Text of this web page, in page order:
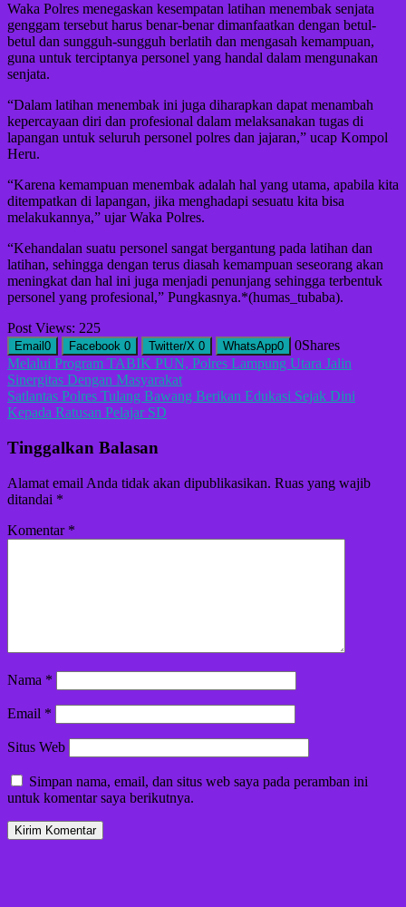
Waka Polres menegaskan kesempatan latihan menembak senjata
genggam tersebut harus benar-benar dimanfaatkan dengan betul-
betul dan sungguh-sungguh berlatih dan mengasah kemampuan,
guna untuk terciptanya personel yang handal dalam mengunakan
senjata.
“Dalam latihan menembak ini juga diharapkan dapat menambah
kepercayaan diri dan profesional dalam melaksanakan tugas di
lapangan untuk seluruh personel polres dan jajaran,” ucap Kompol
Heru.
“Karena kemampuan menembak adalah hal yang utama, apabila kita
ditempatkan di lapangan, jika menghadapi sesuatu kita bisa
melakukannya,” ujar Waka Polres.
“Kehandalan suatu personel sangat bergantung pada latihan dan
latihan, sehingga dengan terus diasah kemampuan seseorang akan
meningkat dan hal ini juga menjadi penunjang sehingga terbentuk
personel yang profesional,” Pungkasnya.*(humas_tubaba).
Post Views: 225
Email 0 Facebook 0 Twitter/X 0 WhatsApp0 0Shares
Navigasi
pos
Melalui Program TABIK PUN, Polres Lampung Utara Jalin
Sinergitas Dengan Masyarakat
Satlantas Polres Tulang Bawang Berikan Edukasi Sejak Dini
Kepada Ratusan Pelajar SD
Tinggalkan Balasan
Alamat email Anda tidak akan dipublikasikan. Ruas yang wajib
ditandai *
Komentar *
Nama *
Email *
Situs Web
Simpan nama, email, dan situs web saya pada peramban ini
untuk komentar saya berikutnya.